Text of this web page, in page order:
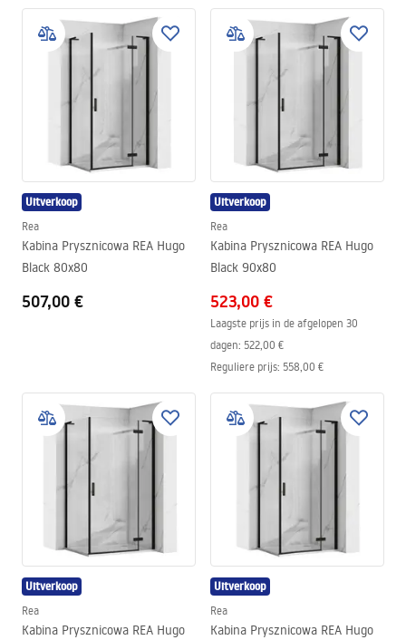
Uitverkoop
Rea
Kabina Prysznicowa REA Hugo
Black 80x80
507,00 €
Uitverkoop
Rea
Kabina Prysznicowa REA Hugo
Black 90x80
523,00 €
Laagste prijs in de afgelopen 30
dagen: 522,00 €
Reguliere prijs: 558,00 €
Uitverkoop
Rea
Kabina Prysznicowa REA Hugo
Uitverkoop
Rea
Kabina Prysznicowa REA Hugo